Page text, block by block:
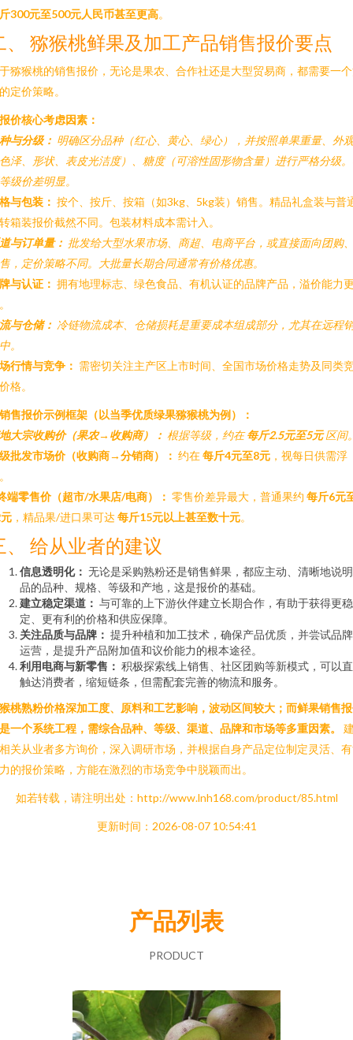
300元至500元人民币甚至更高。
、 猕猴桃鲜果及加工产品销售报价要点
猕猴桃的销售报价，无论是果农、合作社还是大型贸易商，都需要一
定价策略。
价核心考虑因素：
与分级： 明确区分品种（红心、黄心、绿心），并按照单果重量、外
泽、形状、表皮光洁度）、糖度（可溶性固形物含量）进行严格分级
级价差明显。
与包装： 按个、按斤、按箱（如3kg、5kg装）销售。精品礼盒装与普
箱装报价截然不同。包装材料成本需计入。
与订单量： 批发给大型水果市场、商超、电商平台，或直接面向团购
，定价策略不同。大批量长期合同通常有价格优惠。
与认证： 拥有地理标志、绿色食品、有机认证的品牌产品，溢价能力
与仓储： 冷链物流成本、仓储损耗是重要成本组成部分，尤其在远程
。
行情与竞争： 需密切关注主产区上市时间、全国市场价格走势及同类
格。
售报价示例框架（以当季优质绿果猕猴桃为例）：
大宗收购价（果农→收购商）： 根据等级，约在每斤2.5元至5元区间
批发市场价（收购商→分销商）： 约在每斤4元至8元 ，视每日供需浮
端零售价（超市/水果店/电商）： 零售价差异最大，普通果约 每斤6元
，精品果/进口果可达每斤15元以上甚至数十元。
、 给从业者的建议
信息透明化： 无论是采购熟粉还是销售鲜果，都应主动、清晰地说
品的品种、规格、等级和产地，这是报价的基础。
建立稳定渠道： 与可靠的上下游伙伴建立长期合作，有助于获得更稳
定、更有利的价格和供应保障。
关注品质与品牌： 提升种植和加工技术，确保产品优质，并尝试品
运营，是提升产品附加值和议价能力的根本途径。
利用电商与新零售： 积极探索线上销售、社区团购等新模式，可以
触达消费者，缩短链条，但需配套完善的物流和服务。
桃熟粉价格深加工度、原料和工艺影响，波动区间较大；而鲜果销售
一个系统工程，需综合品种、等级、渠道、品牌和市场等多重因素。
关从业者多方询价，深入调研市场，并根据自身产品定位制定灵活、
的报价策略，方能在激烈的市场竞争中脱颖而出。
如若转载，请注明出处：http://www.lnh168.com/product/85.html
更新时间：2026-08-07 10:54:41
产品列表
PRODUCT